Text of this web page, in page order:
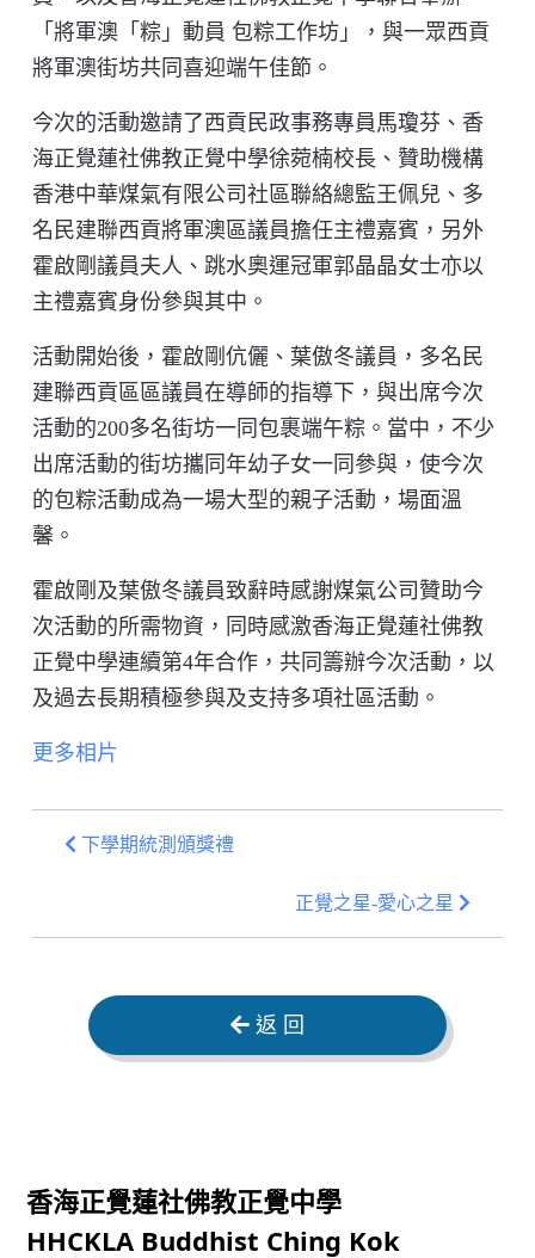
「將軍澳「粽」動員 包粽工作坊」，與一眾西貢
將軍澳街坊共同喜迎端午佳節。
今次的活動邀請了西貢民政事務專員馬瓊芬、香
海正覺蓮社佛教正覺中學徐菀楠校長、贊助機構
香港中華煤氣有限公司社區聯絡總監王佩兒、多
名民建聯西貢將軍澳區議員擔任主禮嘉賓，另外
霍啟剛議員夫人、跳水奧運冠軍郭晶晶女士亦以
主禮嘉賓身份參與其中。
活動開始後，霍啟剛伉儷、葉傲冬議員，多名民
建聯西貢區區議員在導師的指導下，與出席今次
活動的200多名街坊一同包裹端午粽。當中，不少
出席活動的街坊攜同年幼子女一同參與，使今次
的包粽活動成為一場大型的親子活動，場面溫
馨。
霍啟剛及葉傲冬議員致辭時感謝煤氣公司贊助今
次活動的所需物資，同時感激香海正覺蓮社佛教
正覺中學連續第4年合作，共同籌辦今次活動，以
及過去長期積極參與及支持多項社區活動。
更多相片
下學期統測頒獎禮
正覺之星-愛心之星
返 回
香海正覺蓮社佛教正覺中學
HHCKLA Buddhist Ching Kok